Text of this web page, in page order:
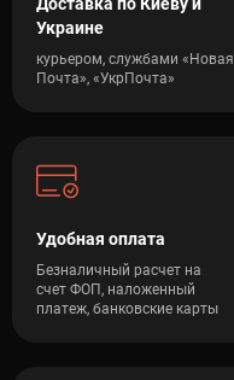
Украине
курьером, службами «Новая
Почта», «УкрПочта»
Удобная оплата
Безналичный расчет на
счет ФОП, наложенный
платеж, банковские карты